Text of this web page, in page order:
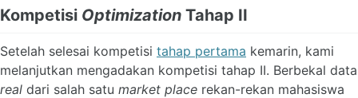
Kompetisi Optimization Tahap II
Setelah selesai kompetisi tahap pertama kemarin, kami
melanjutkan mengadakan kompetisi tahap II. Berbekal data
real dari salah satu market place rekan-rekan mahasiswa